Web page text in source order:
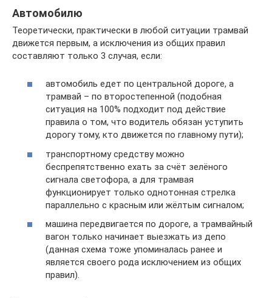
Автомобилю
Теоретически, практически в любой ситуации трамвай
движется первым, а исключения из общих правил
составляют только 3 случая, если:
автомобиль едет по центральной дороге, а
трамвай – по второстепенной (подобная
ситуация на 100% подходит под действие
правила о том, что водитель обязан уступить
дорогу тому, кто движется по главному пути);
транспортному средству можно
беспрепятственно ехать за счёт зелёного
сигнала светофора, а для трамвая
функционирует только однотонная стрелка
параллельно с красным или жёлтым сигналом;
машина передвигается по дороге, а трамвайный
вагон только начинает выезжать из депо
(данная схема тоже упоминалась ранее и
является своего рода исключением из общих
правил).